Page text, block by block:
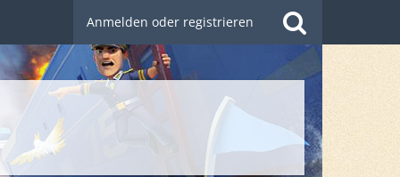
Anmelden oder registrieren